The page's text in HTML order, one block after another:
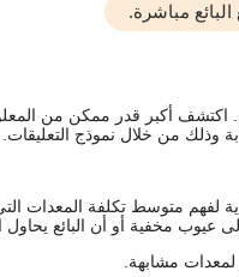
مباشرة.
اكتشف أكبر قدر ممكن من
من خلال نموذج التعليقات.
لفهم متوسط تكلفة المعدات
مخفية أو أن البائع يحاول
مشابهة.